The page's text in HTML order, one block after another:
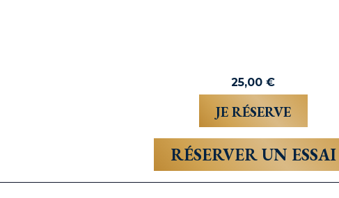
25,00 €
RÉSERVER UN ESSAI